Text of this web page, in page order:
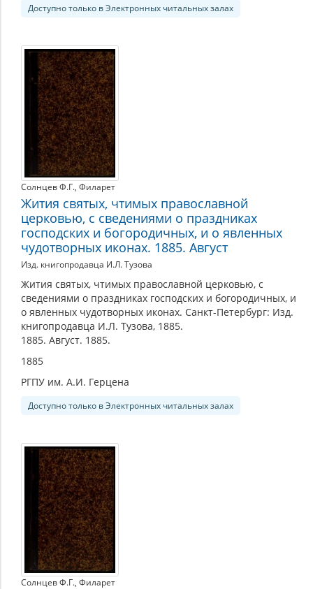
Доступно только в Электронных читальных залах
Солнцев Ф.Г., Филарет
Жития святых, чтимых православной
церковью, с сведениями о праздниках
господских и богородичных, и о явленных
чудотворных иконах. 1885. Август
Изд. книгопродавца И.Л. Тузова
Жития святых, чтимых православной церковью, с
сведениями о праздниках господских и богородичных, и
о явленных чудотворных иконах. Санкт-Петербург: Изд.
книгопродавца И.Л. Тузова, 1885.
1885. Август. 1885.
1885
РГПУ им. А.И. Герцена
Доступно только в Электронных читальных залах
Солнцев Ф.Г., Филарет